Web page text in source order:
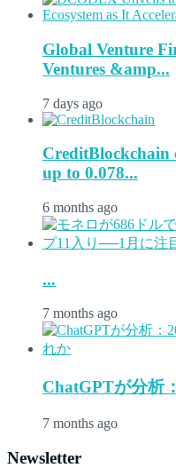
Global Venture
Ventures &amp...
7 days ago
CreditBlockchain
up to 0.078...
6 months ago
...
7 months ago
ChatGPTが分析
7 months ago
Newsletter